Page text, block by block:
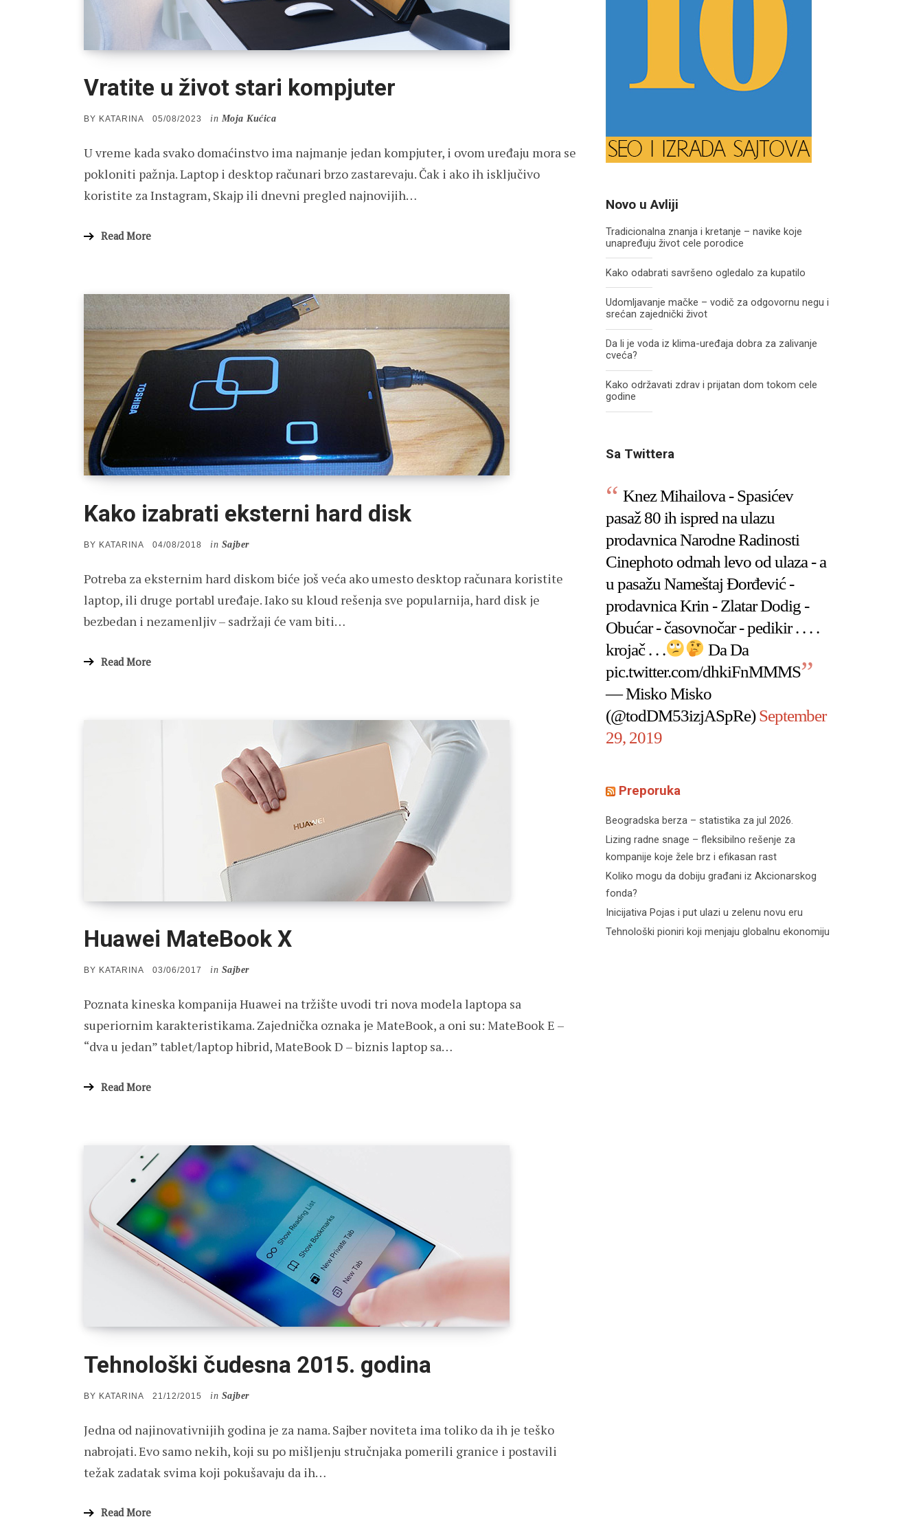
Vratite u život stari kompjuter
BY KATARINA
POSTED
05/08/2023 in Moja Kućica
U vreme kada svako domaćinstvo ima najmanje jedan kompjuter, i ovom uređaju mora se
pokloniti pažnja. Laptop i desktop računari brzo zastarevaju. Čak i ako ih isključivo
koristite za Instagram, Skajp ili dnevni pregled najnovijih…
Read More
Kako izabrati eksterni hard disk
BY KATARINA
POSTED
04/08/2018 in Sajber
Potreba za eksternim hard diskom biće još veća ako umesto desktop računara koristite
laptop, ili druge portabl uređaje. Iako su kloud rešenja sve popularnija, hard disk je
bezbedan i nezamenljiv – sadržaji će vam biti…
Read More
Huawei MateBook X
BY KATARINA
POSTED
03/06/2017 in Sajber
Poznata kineska kompanija Huawei na tržište uvodi tri nova modela laptopa sa
superiornim karakteristikama. Zajednička oznaka je MateBook, a oni su: MateBook E –
“dva u jedan” tablet/laptop hibrid, MateBook D – biznis laptop sa…
Read More
Tehnološki čudesna 2015. godina
BY KATARINA
POSTED
21/12/2015 in Sajber
Jedna od najinovativnijih godina je za nama. Sajber noviteta ima toliko da ih je teško
nabrojati. Evo samo nekih, koji su po mišljenju stručnjaka pomerili granice i postavili
težak zadatak svima koji pokušavaju da ih…
Read More
Novo u Avliji
Tradicionalna znanja i kretanje – navike koje
unapređuju život cele porodice
Kako odabrati savršeno ogledalo za kupatilo
Udomljavanje mačke – vodič za odgovornu negu i
srećan zajednički život
Da li je voda iz klima-uređaja dobra za zalivanje
cveća?
Kako održavati zdrav i prijatan dom tokom cele
godine
Sa Twittera
Knez Mihailova - Spasićev
pasaž 80 ih ispred na ulazu
prodavnica Narodne Radinosti
Cinephoto odmah levo od ulaza - a
u pasažu Nameštaj Đorđević -
prodavnica Krin - Zlatar Dodig -
Obućar - časovnočar - pedikir . . . .
krojač . . .
Da Da
pic.twitter.com/dhkiFnMMMS
— Misko Misko
(@todDM53izjASpRe)September
29, 2019
Preporuka
Beogradska berza – statistika za jul 2026.
Lizing radne snage – fleksibilno rešenje za
kompanije koje žele brz i efikasan rast
Koliko mogu da dobiju građani iz Akcionarskog
fonda?
Inicijativa Pojas i put ulazi u zelenu novu eru
Tehnološki pioniri koji menjaju globalnu ekonomiju